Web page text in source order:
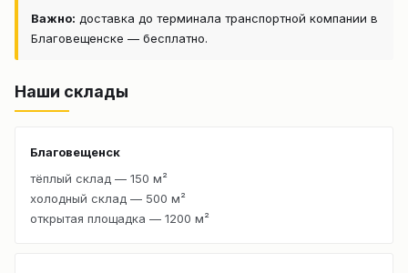
Важно: доставка до терминала транспортной компании в
Благовещенске — бесплатно.
Наши склады
Благовещенск
тёплый склад — 150 м²
холодный склад — 500 м²
открытая площадка — 1200 м²